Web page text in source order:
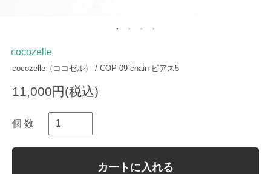
cocozelle
cocozelle（ココゼル） / COP-09 chain ピアス5
11,000円(税込)
個 数
カートに入れる